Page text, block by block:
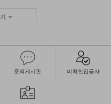
문의게시판 미확인입금자